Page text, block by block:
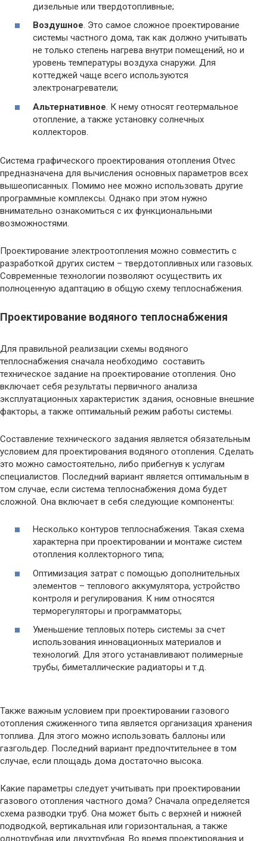
дизельные или твердотопливные;
Воздушное. Это самое сложное проектирование
системы частного дома, так как должно учитывать
не только степень нагрева внутри помещений, но и
уровень температуры воздуха снаружи. Для
коттеджей чаще всего используются
электронагреватели;
Альтернативное. К нему относят геотермальное
отопление, а также установку солнечных
коллекторов.
Система графического проектирования отопления Otvec
предназначена для вычисления основных параметров всех
вышеописанных. Помимо нее можно использовать другие
программные комплексы. Однако при этом нужно
внимательно ознакомиться с их функциональными
возможностями.
Проектирование электроотопления можно совместить с
разработкой других систем – твердотопливных или газовых.
Современные технологии позволяют осуществить их
полноценную адаптацию в общую схему теплоснабжения.
Проектирование водяного теплоснабжения
Для правильной реализации схемы водяного
теплоснабжения сначала необходимо составить
техническое задание на проектирование отопления. Оно
включает себя результаты первичного анализа
эксплуатационных характеристик здания, основные внешние
факторы, а также оптимальный режим работы системы.
Составление технического задания является обязательным
условием для проектирования водяного отопления. Сделать
это можно самостоятельно, либо прибегнув к услугам
специалистов. Последний вариант является оптимальным в
том случае, если система теплоснабжения дома будет
сложной. Она включает в себя следующие компоненты:
Несколько контуров теплоснабжения. Такая схема
характерна при проектировании и монтаже систем
отопления коллекторного типа;
Оптимизация затрат с помощью дополнительных
элементов – теплового аккумулятора, устройство
контроля и регулирования. К ним относятся
терморегуляторы и программаторы;
Уменьшение тепловых потерь системы за счет
использования инновационных материалов и
технологий. Для этого устанавливают полимерные
трубы, биметаллические радиаторы и т.д.
Также важным условием при проектировании газового
отопления сжиженного типа является организация хранения
топлива. Для этого можно использовать баллоны или
газгольдер. Последний вариант предпочтительнее в том
случае, если площадь дома достаточно высока.
Какие параметры следует учитывать при проектировании
газового отопления частного дома? Сначала определяется
схема разводки труб. Она может быть с верхней и нижней
подводкой, вертикальная или горизонтальная, а также
однотрубная или двухтрубная. Во время проектирования и